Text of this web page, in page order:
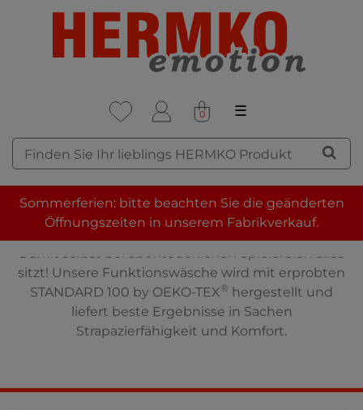
0 ☰
Sommerferien: bitte beachten Sie die geänderten
Öffnungszeiten in unserem Fabrikverkauf.
FUNKTIONSWÄSCHE
UNTERHOSE FÜR KINDER
Damit selbst bei abenteuerlichen Spielereien alles
sitzt! Unsere Funktionswäsche wird mit erprobten
STANDARD 100 by OEKO-TEX® hergestellt und
liefert beste Ergebnisse in Sachen
Strapazierfähigkeit und Komfort.